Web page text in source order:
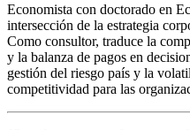
Economista con doctorado en
intersección de la estrategia
Como consultor, traduce la
y la balanza de pagos en
gestión del riesgo país y la
competitividad para las